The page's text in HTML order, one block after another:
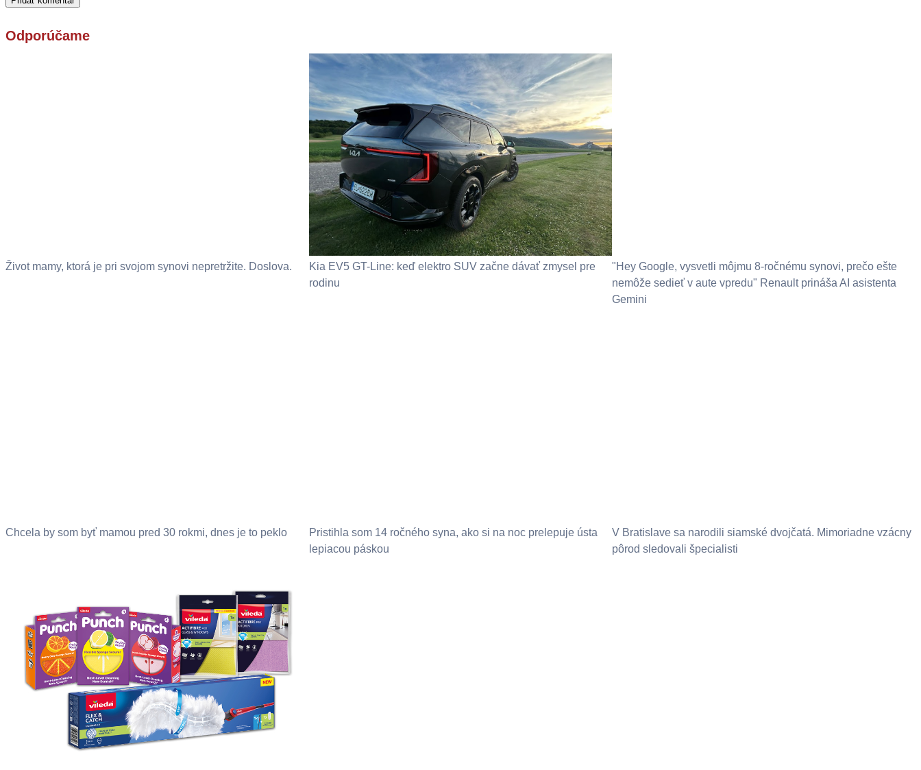
Odporúčame
Život mamy, ktorá je pri svojom synovi nepretržite. Doslova.
Kia EV5 GT-Line: keď elektro SUV začne dávať zmysel pre
rodinu
"Hey Google, vysvetli môjmu 8-ročnému synovi, prečo ešte
nemôže sedieť v aute vpredu" Renault prináša AI asistenta
Gemini
Chcela by som byť mamou pred 30 rokmi, dnes je to peklo
Pristihla som 14 ročného syna, ako si na noc prelepuje ústa
lepiacou páskou
V Bratislave sa narodili siamské dvojčatá. Mimoriadne vzácny
pôrod sledovali špecialisti